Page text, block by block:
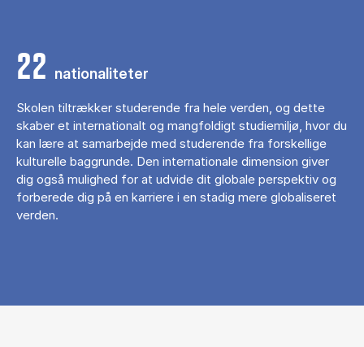
22 nationaliteter
Skolen tiltrækker studerende fra hele verden, og dette
skaber et internationalt og mangfoldigt studiemiljø, hvor du
kan lære at samarbejde med studerende fra forskellige
kulturelle baggrunde. Den internationale dimension giver
dig også mulighed for at udvide dit globale perspektiv og
forberede dig på en karriere i en stadig mere globaliseret
verden.